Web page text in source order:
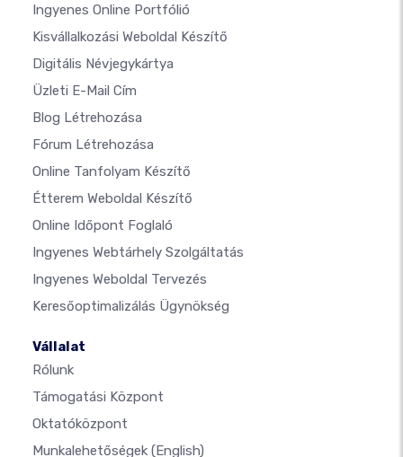
Ingyenes Online Portfólió
Kisvállalkozási Weboldal Készítő
Digitális Névjegykártya
Üzleti E-Mail Cím
Blog Létrehozása
Fórum Létrehozása
Online Tanfolyam Készítő
Étterem Weboldal Készítő
Online Időpont Foglaló
Ingyenes Webtárhely Szolgáltatás
Ingyenes Weboldal Tervezés
Keresőoptimalizálás Ügynökség
Vállalat
Rólunk
Támogatási Központ
Oktatóközpont
Munkalehetőségek (English)